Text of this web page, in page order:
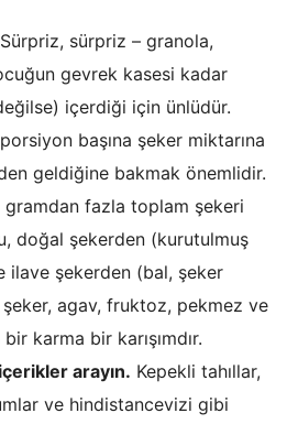
sürpriz – granola,
gevrek kasesi kadar
içerdiği için ünlüdür.
başına şeker miktarına
geldiğine bakmak önemlidir.
gramdan fazla toplam şekeri
doğal şekerden (kurutulmuş
ilave şekerden (bal, şeker
şeker, agav, fruktoz, pekmez ve
karma bir karışımdır.
içerikler arayın. Kepekli tahıllar,
ve hindistancevizi gibi